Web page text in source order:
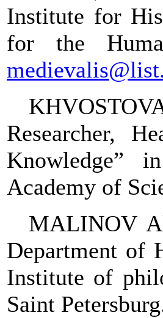
Institute for
for the
Researcher,
Knowledge”
Academy of
MALINOV
Department of
Institute of
Saint